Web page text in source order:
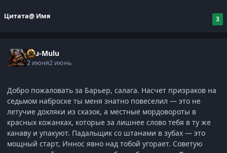
Цитата@ Имя 3
Ulu-Mulu
2 июня2 июнь
Добро пожаловать за Барьер, салага. Насчет призраков на
седьмом наброске ты меня знатно повеселил — это не
летучие дохляки из сказок, а местные мордовороты в
красных кожанках, которые за лишнее слово тебя в ту же
канаву и упакуют. Падальщик со штанами в зубах — это
мощный старт, Иннос явно над тобой угорает. Советую